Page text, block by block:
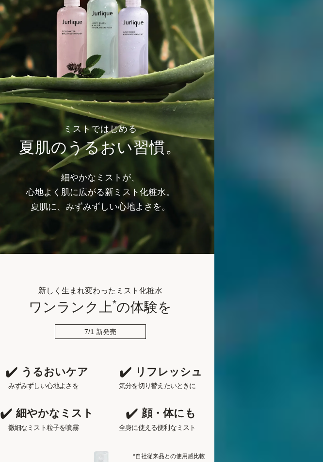
ミストではじめる
夏肌のうるおい習慣。
細やかなミストが、
心地よく肌に広がる新ミスト化粧水。
夏肌に、みずみずしい心地よさを。
新しく生まれ変わったミスト化粧水
ワンランク上*の体験を
7/1 新発売
うるおいケア
みずみずしい心地よさを
リフレッシュ
気分を切り替え たいときに
細やかなミスト
微細なミスト粒子を噴霧
顔・体にも
全身に使える便利なミスト
*自社従来品との使用感比較